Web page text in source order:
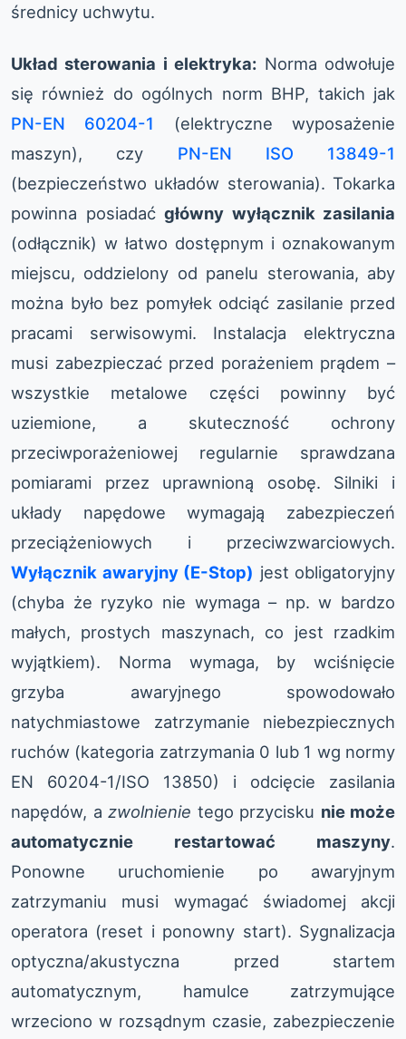
średnicy uchwytu.
Układ sterowania i elektryka: Norma odwołuje
się również do ogólnych norm BHP, takich jak
PN-EN 60204-1
(elektryczne wyposażenie
maszyn), czy PN-EN ISO 13849-1
(bezpieczeństwo układów sterowania). Tokarka
powinna posiadać główny wyłącznik zasilania
(odłącznik) w łatwo dostępnym i oznakowanym
miejscu, oddzielony od panelu sterowania, aby
można było bez pomyłek odciąć zasilanie przed
pracami serwisowymi. Instalacja elektryczna
musi zabezpieczać przed porażeniem prądem –
wszystkie metalowe części powinny być
uziemione, a skuteczność ochrony
przeciwporażeniowej regularnie sprawdzana
pomiarami przez uprawnioną osobę. Silniki i
układy napędowe wymagają zabezpieczeń
przeciążeniowych i przeciwzwarciowych.
Wyłącznik awaryjny (E-Stop) jest obligatoryjny
(chyba że ryzyko nie wymaga – np. w bardzo
małych, prostych maszynach, co jest rzadkim
wyjątkiem). Norma wymaga, by wciśnięcie
grzyba awaryjnego spowodowało
natychmiastowe zatrzymanie niebezpiecznych
ruchów (kategoria zatrzymania 0 lub 1 wg normy
EN 60204-1/ISO 13850) i odcięcie zasilania
napędów, a zwolnienie tego przycisku nie może
automatycznie restartować maszyny.
Ponowne uruchomienie po awaryjnym
zatrzymaniu musi wymagać świadomej akcji
operatora (reset i ponowny start). Sygnalizacja
optyczna/akustyczna przed startem
automatycznym, hamulce zatrzymujące
wrzeciono w rozsądnym czasie, zabezpieczenie